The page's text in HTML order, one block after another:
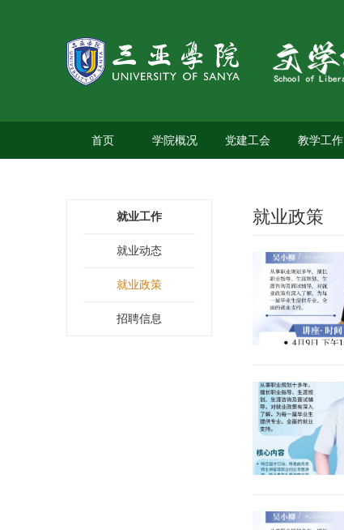
首页 学院概况 党建工会 教学工作
就业工作
就业动态
就业政策
招聘信息
就业政策